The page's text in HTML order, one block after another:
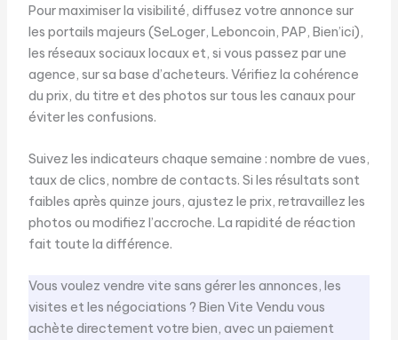
Pour maximiser la visibilité, diffusez votre annonce sur
les portails majeurs (SeLoger, Leboncoin, PAP, Bien’ici),
les réseaux sociaux locaux et, si vous passez par une
agence, sur sa base d’acheteurs. Vérifiez la cohérence
du prix, du titre et des photos sur tous les canaux pour
éviter les confusions.
Suivez les indicateurs chaque semaine : nombre de vues,
taux de clics, nombre de contacts. Si les résultats sont
faibles après quinze jours, ajustez le prix, retravaillez les
photos ou modifiez l’accroche. La rapidité de réaction
fait toute la différence.
Vous voulez vendre vite sans gérer les annonces, les
visites et les négociations ? Bien Vite Vendu vous
achète directement votre bien, avec un paiement